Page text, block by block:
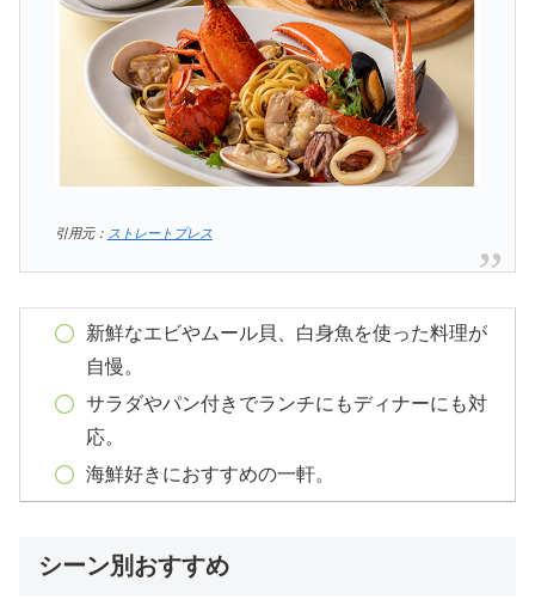
引用元： ストレートプレス
新鮮なエビやムール貝、白身魚を使った料理が
自慢。
サラダやパン付きでランチにもディナーにも対
応。
海鮮好きにおすすめの一軒。
シーン別おすすめ